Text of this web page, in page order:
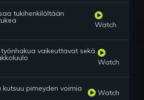
tukihenkilöltään
Watch
työnhakua vaikeuttavat sekä
Watch
kutsuu pimeyden voimia Watch